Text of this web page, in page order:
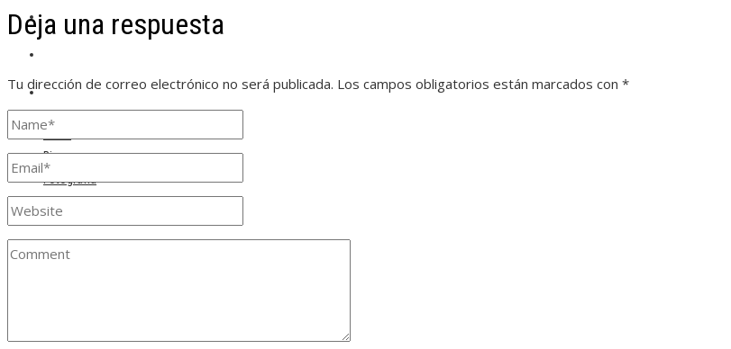
BIO
CONTACTO
Inicio
Bio
Fotografía
Contacto
Deja una respuesta
Tu dirección de correo electrónico no será publicada. Los campos obligatorios están marcados con *